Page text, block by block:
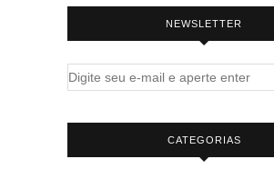
NEWSLETTER
CATEGORIAS